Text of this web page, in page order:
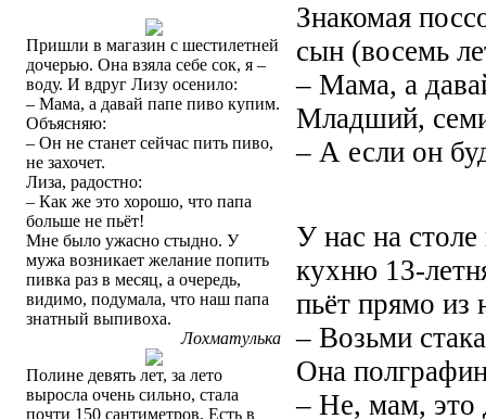
Пришли в магазин с шестилетней
дочерью. Она взяла себе сок, я –
воду. И вдруг Лизу осенило:
– Мама, а давай папе пиво купим.
Объясняю:
– Он не станет сейчас пить пиво,
не захочет.
Лиза, радостно:
– Как же это хорошо, что папа
больше не пьёт!
Мне было ужасно стыдно. У
мужа возникает желание попить
пивка раз в месяц, а очередь,
видимо, подумала, что наш папа
знатный выпивоха.
Лохматулька
Полине девять лет, за лето
выросла очень сильно, стала
почти 150 сантиметров. Есть в
Знакомая
сын (восемь
– Мама, а
Младший,
– А если он
У нас на столе
кухню 13-
пьёт прямо из
– Возьми
Она
– Не, мам, это